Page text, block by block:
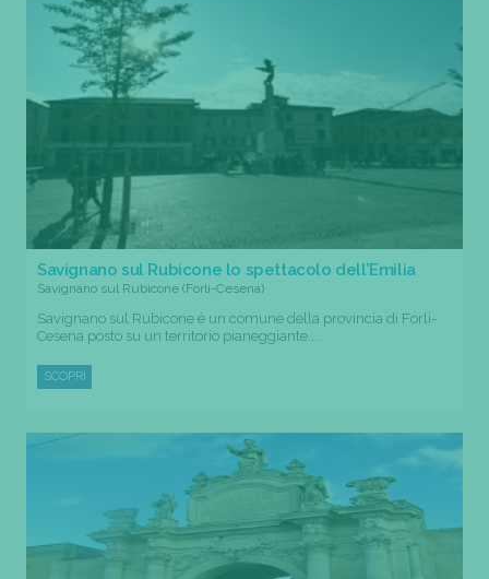
Savignano sul Rubicone lo spettacolo dell’Emilia
Savignano sul Rubicone (Forli-Cesena)
Savignano sul Rubicone è un comune della provincia di Forlì-
Cesena posto su un territorio pianeggiante....
SCOPRI